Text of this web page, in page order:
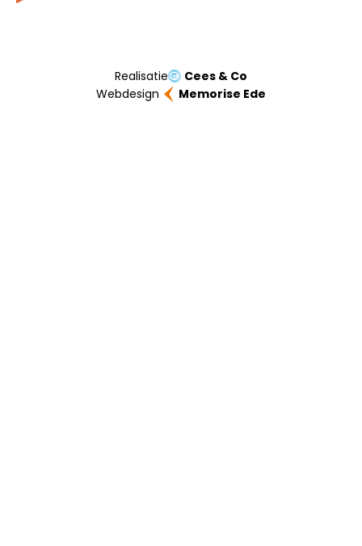
Realisatie
Cees & Co
Webdesign
Memorise Ede